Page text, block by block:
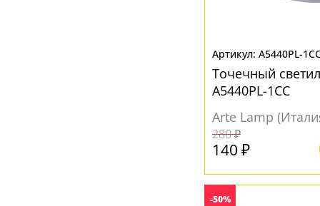
A5440PL-
Точечный
A5440PL-1CC
Arte Lamp
280 ₽
140 ₽
-50%